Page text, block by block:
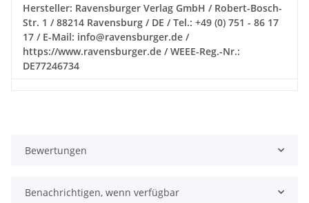
Hersteller: Ravensburger Verlag GmbH / Robert-Bosch-
Str. 1 / 88214 Ravensburg / DE / Tel.: +49 (0) 751 - 86 17
17 / E-Mail: info@ravensburger.de /
https://www.ravensburger.de / WEEE-Reg.-Nr.:
DE77246734
Bewertungen
Benachrichtigen, wenn verfügbar